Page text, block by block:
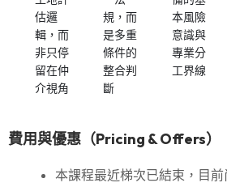
估邏
輯，而
非只停
留在仲
介視角
規，而
是多重
條件的
整合判
斷
本風險
意識與
專業分
工界線
費用與優惠（Pricing & Offers）
本課程最近梯次已結束，目